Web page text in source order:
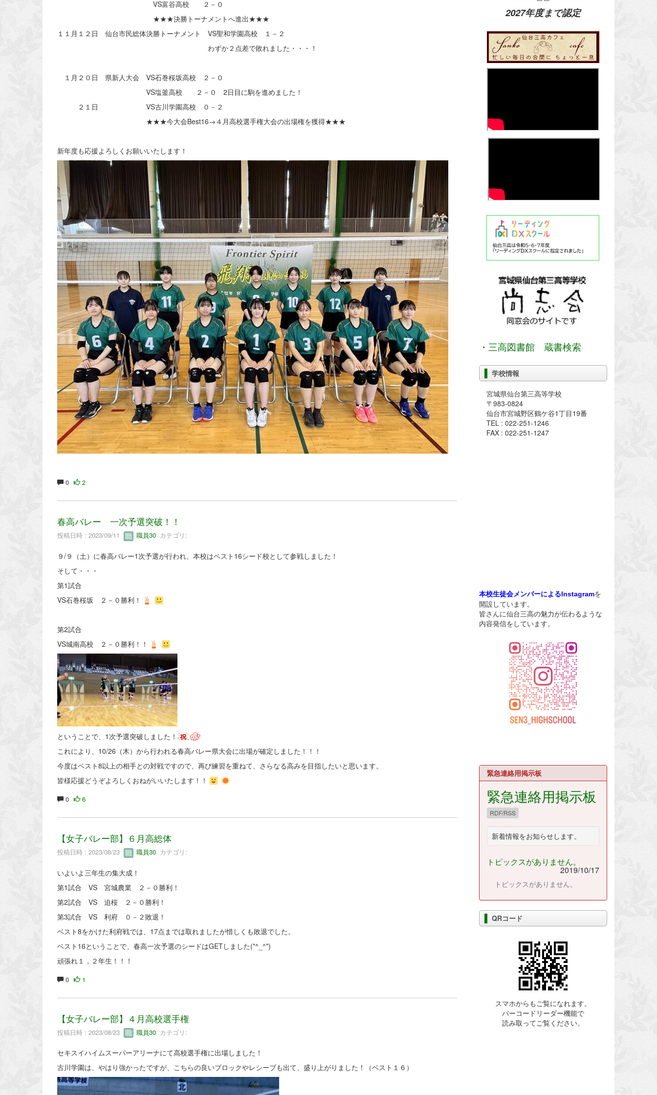
VS富谷高校 ２－０
★★★決勝トーナメントへ進出★★★
１１月１２日 仙台市民総体決勝トーナメント VS聖和学園高校 １－２
わずか２点差で敗れました・・・！
１月２０日 県新人大会 VS石巻桜坂高校 ２－０
VS塩釜高校 ２－０ 2日目に駒を進めました！
２１日 VS古川学園高校 ０－２
★★★今大会Best16→４月高校選手権大会の出場権を獲得★★★
新年度も応援よろしくお願いいたします！
0 2
春高バレー 一次予選突破！！
投稿日時 : 2023/09/11 職員30 カテゴリ:
９/９（土）に春高バレー1次予選が行われ、本校はベスト16シード校として参戦しました！
そして・・・
第1試合
VS石巻桜坂 ２－０勝利！
第2試合
VS城南高校 ２－０勝利！！
ということで、1次予選突破しました！
これにより、10/26（木）から行われる春高バレー県大会に出場が確定しました！！！
今度はベスト8以上の相手との対戦ですので、再び練習を重ねて、さらなる高みを目指したいと思います。
皆様応援どうぞよろしくおねがいいたします！！
0 6
【女子バレー部】６月高総体
投稿日時 : 2023/08/23 職員30 カテゴリ:
いよいよ三年生の集大成！
第1試合 VS 宮城農業 ２－０勝利！
第2試合 VS 迫桜 ２－０勝利！
第3試合 VS 利府 ０－２敗退！
ベスト8をかけた利府戦では、17点までは取れましたが惜しくも敗退でした。
ベスト16ということで、春高一次予選のシードはGETしました(*^_^*)
頑張れ１，２年生！！！
0 1
【女子バレー部】４月高校選手権
投稿日時 : 2023/08/23 職員30 カテゴリ:
セキスイハイムスーパーアリーナにて高校選手権に出場しました！
古川学園は、やはり強かったですが、こちらの良いブロックやレシーブも出て、盛り上がりました！（ベスト１６）
2027年度まで認定
・ 三高図書館 蔵書検索
学校情報
宮城県仙台第三高等学校
〒983-0824
仙台市宮城野区鶴ケ谷1丁目19番
TEL : 022-251-1246
FAX : 022-251-1247
本校生徒会メンバーによるInstagramを
開設しています。
皆さんに仙台三高の魅力が伝わるような
内容発信をしています。
緊急連絡用掲示板
緊急連絡用掲示板
RDF/RSS
新着情報をお知らせします。
トピックスがありません。
2019/10/17
トピックスがありません。
QRコード
スマホからもご覧になれます。
バーコードリーダー機能で
読み取ってご覧ください。